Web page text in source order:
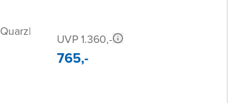
Quarz|
UVP 1.360,-
765,-